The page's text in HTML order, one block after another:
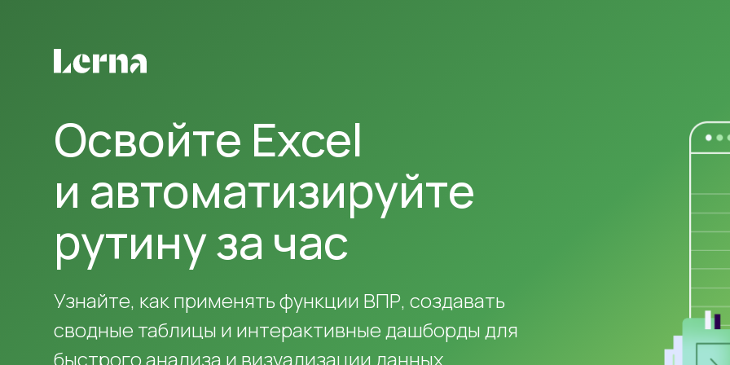
Освойте Excel
и автоматизируйте
рутину за час
Узнайте, как применять функции ВПР, создавать
сводные таблицы и интерактивные дашборды для
быстрого анализа и визуализации данных